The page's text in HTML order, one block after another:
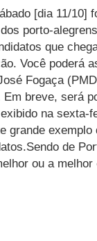
[dia 11/10]
porto-
que
Você poderá
Fogaça
Em breve, será
na sexta-
grande exemplo
de
ou a melhor